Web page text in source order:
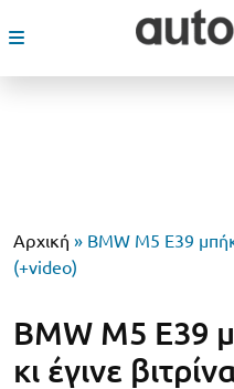
Αρχική » BMW M5 E39
(+video)
BMW M5 E39
κι έγινε